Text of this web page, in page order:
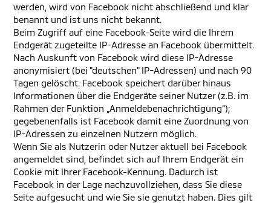
werden, wird von Facebook nicht abschließend und klar
benannt und ist uns nicht bekannt.
Beim Zugriff auf eine Facebook-Seite wird die Ihrem
Endgerät zugeteilte IP-Adresse an Facebook übermittelt.
Nach Auskunft von Facebook wird diese IP-Adresse
anonymisiert (bei "deutschen" IP-Adressen) und nach 90
Tagen gelöscht. Facebook speichert darüber hinaus
Informationen über die Endgeräte seiner Nutzer (z.B. im
Rahmen der Funktion „Anmeldebenachrichtigung“);
gegebenenfalls ist Facebook damit eine Zuordnung von
IP-Adressen zu einzelnen Nutzern möglich.
Wenn Sie als Nutzerin oder Nutzer aktuell bei Facebook
angemeldet sind, befindet sich auf Ihrem Endgerät ein
Cookie mit Ihrer Facebook-Kennung. Dadurch ist
Facebook in der Lage nachzuvollziehen, dass Sie diese
Seite aufgesucht und wie Sie sie genutzt haben. Dies gilt